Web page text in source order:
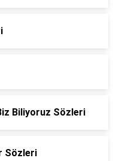
Biliyoruz Sözleri
Sözleri